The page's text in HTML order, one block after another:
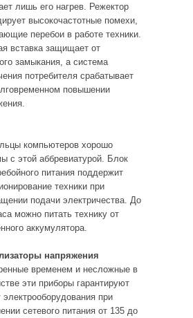
лишь его нагрев. Режектор
высокочастотные помехи,
перебои в работе техники.
вставка защищает от
замыкания, а система
потребителя срабатывает
повышении
компьютеров хорошо
с этой аббревиатурой. Блок
питания поддержит
техники при
подачи электричества. До
можно питать технику от
аккумулятора.
напряжения
временем и несложные в
эти приборы гарантируют
электрооборудования при
сетевого питания от 135 до